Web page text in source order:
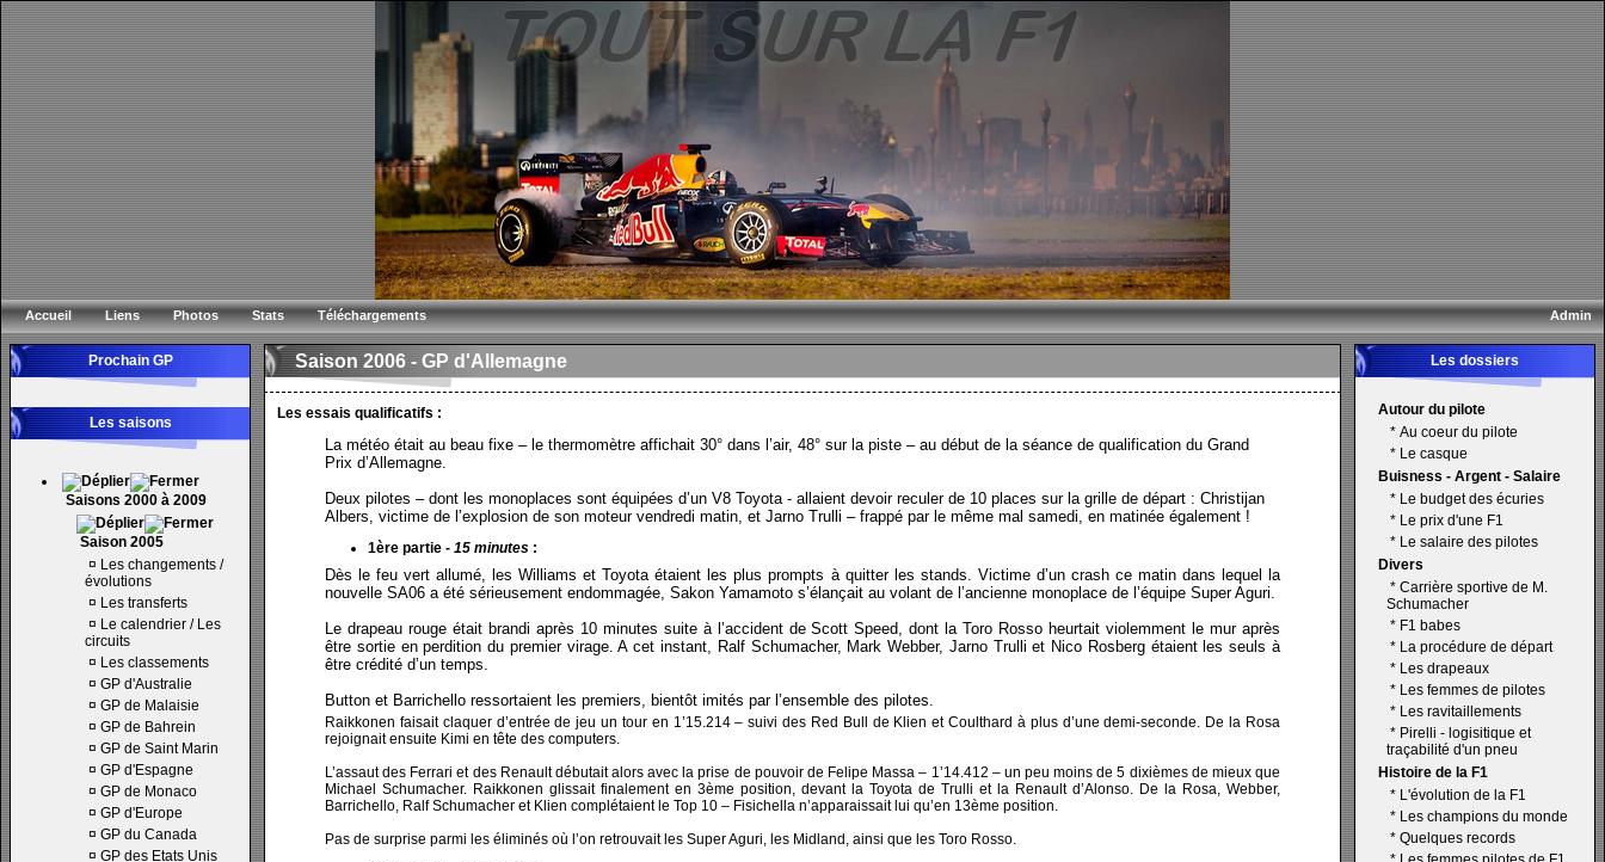
Admin
Accueil Liens Photos Stats Téléchargements
Prochain GP
Les saisons
Saisons 2000 à 2009
Saison 2005
¤ Les changements /
évolutions
¤ Les transferts
¤ Le calendrier / Les
circuits
¤ Les classements
¤ GP d'Australie
¤ GP de Malaisie
¤ GP de Bahrein
¤ GP de Saint Marin
¤ GP d'Espagne
¤ GP de Monaco
¤ GP d'Europe
¤ GP du Canada
¤ GP des Etats Unis
Saison 2006 - GP d'Allemagne
Les essais qualificatifs :
La météo était au beau fixe – le thermomètre affichait 30° dans l’air, 48° sur la piste – au début de la séance de qualification du Grand
Prix d’Allemagne.
Deux pilotes – dont les monoplaces sont équipées d’un V8 Toyota - allaient devoir reculer de 10 places sur la grille de départ : Christijan
Albers, victime de l’explosion de son moteur vendredi matin, et Jarno Trulli – frappé par le même mal samedi, en matinée également !
1ère partie - 15 minutes :
Dès le feu vert allumé, les Williams et Toyota étaient les plus prompts à quitter les stands. Victime d’un crash ce matin dans lequel la
nouvelle SA06 a été sérieusement endommagée, Sakon Yamamoto s’élançait au volant de l’ancienne monoplace de l’équipe Super Aguri.
Le drapeau rouge était brandi après 10 minutes suite à l’accident de Scott Speed, dont la Toro Rosso heurtait violemment le mur après
être sortie en perdition du premier virage. A cet instant, Ralf Schumacher, Mark Webber, Jarno Trulli et Nico Rosberg étaient les seuls à
être crédité d’un temps.
Button et Barrichello ressortaient les premiers, bientôt imités par l’ensemble des pilotes.
Raikkonen faisait claquer d’entrée de jeu un tour en 1’15.214 – suivi des Red Bull de Klien et Coulthard à plus d’une demi-seconde. De la Rosa
rejoignait ensuite Kimi en tête des computers.
L’assaut des Ferrari et des Renault débutait alors avec la prise de pouvoir de Felipe Massa – 1’14.412 – un peu moins de 5 dixièmes de mieux que
Michael Schumacher. Raikkonen glissait finalement en 3ème position, devant la Toyota de Trulli et la Renault d’Alonso. De la Rosa, Webber,
Barrichello, Ralf Schumacher et Klien complétaient le Top 10 – Fisichella n’apparaissait lui qu’en 13ème position.
Pas de surprise parmi les éliminés où l’on retrouvait les Super Aguri, les Midland, ainsi que les Toro Rosso.
Les dossiers
Autour du pilote
* Au coeur du pilote
* Le casque
Buisness - Argent - Salaire
* Le budget des écuries
* Le prix d'une F1
* Le salaire des pilotes
Divers
* Carrière sportive de M.
Schumacher
* F1 babes
* La procédure de départ
* Les drapeaux
* Les femmes de pilotes
* Les ravitaillements
* Pirelli - logisitique et
traçabilité d'un pneu
Histoire de la F1
* L'évolution de la F1
* Les champions du monde
* Quelques records